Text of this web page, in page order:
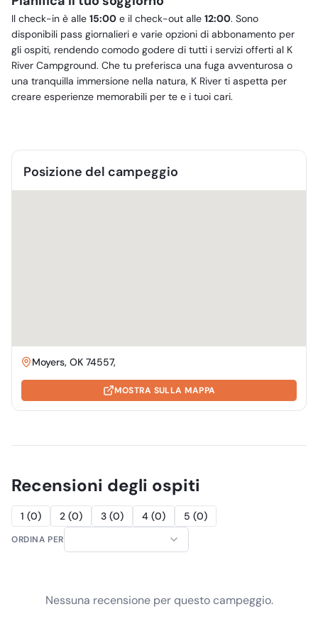
Il check-in è alle 15:00 e il check-out alle 12:00. Sono
disponibili pass giornalieri e varie opzioni di abbonamento per
gli ospiti, rendendo comodo godere di tutti i servizi offerti al K
River Campground. Che tu preferisca una fuga avventurosa o
una tranquilla immersione nella natura, K River ti aspetta per
creare esperienze memorabili per te e i tuoi cari.
Posizione del campeggio
Moyers, OK 74557,
MOSTRA SULLA MAPPA
Recensioni degli ospiti
1 (0) 2 (0) 3 (0) 4 (0) 5 (0)
ORDINA PER
Nessuna recensione per questo campeggio.